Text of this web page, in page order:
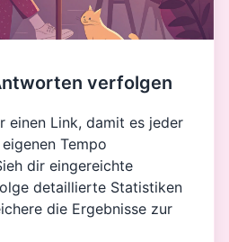
verfolgen
einen Link, damit es jeder
Tempo
dir eingereichte
detaillierte Statistiken
die Ergebnisse zur